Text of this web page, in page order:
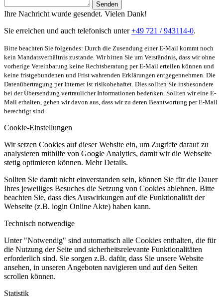
Senden
Ihre Nachricht wurde gesendet. Vielen Dank!
Sie erreichen und auch telefonisch unter+49 721 / 943114-0.
Bitte beachten Sie folgendes: Durch die Zusendung einer E-Mail kommt noch
kein Mandatsverhältnis zustande. Wir bitten Sie um Verständnis, dass wir ohne
vorherige Vereinbarung keine Rechtsberatung per E-Mail erteilen können und
keine fristgebundenen und Frist wahrenden Erklärungen entgegennehmen. Die
Datenübertragung per Internet ist risikobehaftet. Dies sollten Sie insbesondere
bei der Übersendung vertraulicher Informationen bedenken. Sollten wir eine E-
Mail erhalten, gehen wir davon aus, dass wir zu deren Beantwortung per E-Mail
berechtigt sind.
Cookie-Einstellungen
Wir setzen Cookies auf dieser Website ein, um Zugriffe darauf zu
analysieren mithilfe von Google Analytics, damit wir die Webseite
stetig optimieren können. Mehr Details.
Sollten Sie damit nicht einverstanden sein, können Sie für die Dauer
Ihres jeweiliges Besuches die Setzung von Cookies ablehnen. Bitte
beachten Sie, dass dies Auswirkungen auf die Funktionalität der
Webseite (z.B. login Online Akte) haben kann.
Technisch notwendige
Unter "Notwendig" sind automatisch alle Cookies enthalten, die für
die Nutzung der Seite und sicherheitsrelevante Funktionalitäten
erforderlich sind. Sie sorgen z.B. dafür, dass Sie unsere Website
ansehen, in unseren Angeboten navigieren und auf den Seiten
scrollen können.
Statistik